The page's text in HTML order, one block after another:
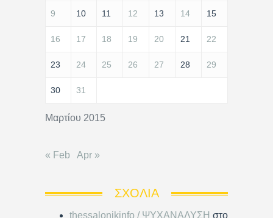
Μαρτίου 2015
9 10 11 12 13 14 15
16 17 18 19 20 21 22
23 24 25 26 27 28 29
30 31
« Feb Apr »
ΣΧΌΛΙΑ
thessalonikinfo / ΨΥΧΑΝΑΛΥΣΗ στο